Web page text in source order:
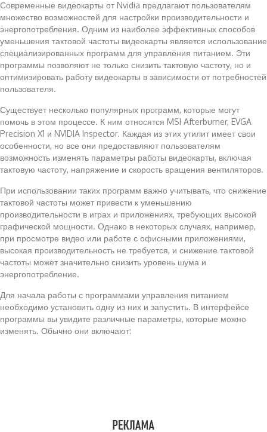
Современные видеокарты от Nvidia предлагают пользователям
множество возможностей для настройки производительности и
энергопотребления. Одним из наиболее эффективных способов
уменьшения тактовой частоты видеокарты является использование
специализированных программ для управления питанием. Эти
программы позволяют не только снизить тактовую частоту, но и
оптимизировать работу видеокарты в зависимости от потребностей
пользователя.
Существует несколько популярных программ, которые могут
помочь в этом процессе. К ним относятся MSI Afterburner, EVGA
Precision X1 и NVIDIA Inspector. Каждая из этих утилит имеет свои
особенности, но все они предоставляют пользователям
возможность изменять параметры работы видеокарты, включая
тактовую частоту, напряжение и скорость вращения вентиляторов.
При использовании таких программ важно учитывать, что снижение
тактовой частоты может привести к уменьшению
производительности в играх и приложениях, требующих высокой
графической мощности. Однако в некоторых случаях, например,
при просмотре видео или работе с офисными приложениями,
высокая производительность не требуется, и снижение тактовой
частоты может значительно снизить уровень шума и
энергопотребление.
Для начала работы с программами управления питанием
необходимо установить одну из них и запустить. В интерфейсе
программы вы увидите различные параметры, которые можно
изменять. Обычно они включают: